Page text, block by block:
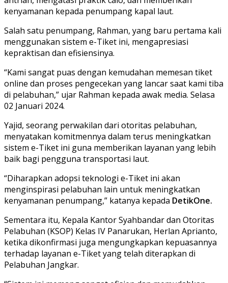
kenyamanan kepada penumpang kapal laut.
Salah satu penumpang, Rahman, yang baru pertama kali
menggunakan sistem e-Tiket ini, mengapresiasi
kepraktisan dan efisiensinya.
“Kami sangat puas dengan kemudahan memesan tiket
online dan proses pengecekan yang lancar saat kami tiba
di pelabuhan,” ujar Rahman kepada awak media. Selasa
02 Januari 2024.
Yajid, seorang perwakilan dari otoritas pelabuhan,
menyatakan komitmennya dalam terus meningkatkan
sistem e-Tiket ini guna memberikan layanan yang lebih
baik bagi pengguna transportasi laut.
“Diharapkan adopsi teknologi e-Tiket ini akan
menginspirasi pelabuhan lain untuk meningkatkan
kenyamanan penumpang,” katanya kepada DetikOne.
Sementara itu, Kepala Kantor Syahbandar dan Otoritas
Pelabuhan (KSOP) Kelas IV Panarukan, Herlan Aprianto,
ketika dikonfirmasi juga mengungkapkan kepuasannya
terhadap layanan e-Tiket yang telah diterapkan di
Pelabuhan Jangkar.